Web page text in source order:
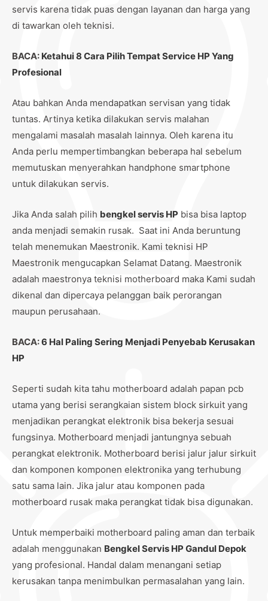
servis karena tidak puas dengan layanan dan harga yang
di tawarkan oleh teknisi.
BACA: Ketahui 8 Cara Pilih Tempat Service HP Yang
Profesional
Atau bahkan Anda mendapatkan servisan yang tidak
tuntas. Artinya ketika dilakukan servis malahan
mengalami masalah masalah lainnya. Oleh karena itu
Anda perlu mempertimbangkan beberapa hal sebelum
memutuskan menyerahkan handphone smartphone
untuk dilakukan servis.
Jika Anda salah pilih bengkel servis HP bisa bisa laptop
anda menjadi semakin rusak. Saat ini Anda beruntung
telah menemukan Maestronik. Kami teknisi HP
Maestronik mengucapkan Selamat Datang. Maestronik
adalah maestronya teknisi motherboard maka Kami sudah
dikenal dan dipercaya pelanggan baik perorangan
maupun perusahaan.
BACA:6 Hal Paling Sering Menjadi Penyebab Kerusakan
HP
Seperti sudah kita tahu motherboard adalah papan pcb
utama yang berisi serangkaian sistem block sirkuit yang
menjadikan perangkat elektronik bisa bekerja sesuai
fungsinya. Motherboard menjadi jantungnya sebuah
perangkat elektronik. Motherboard berisi jalur jalur sirkuit
dan komponen komponen elektronika yang terhubung
satu sama lain. Jika jalur atau komponen pada
motherboard rusak maka perangkat tidak bisa digunakan.
Untuk memperbaiki motherboard paling aman dan terbaik
adalah menggunakan Bengkel Servis HP Gandul Depok
yang profesional. Handal dalam menangani setiap
kerusakan tanpa menimbulkan permasalahan yang lain.